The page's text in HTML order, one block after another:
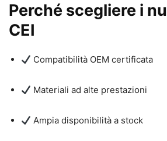
Perché scegliere i
CEI
Compatibilità OEM certificata
Materiali ad alte prestazioni
Ampia disponibilità a stock